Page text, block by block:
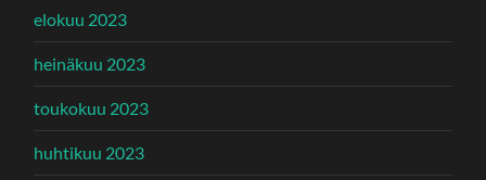
elokuu 2023
heinäkuu 2023
toukokuu 2023
huhtikuu 2023